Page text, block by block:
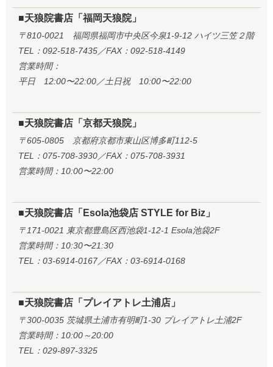
■天狼院書店「福岡天狼院」
〒810-0021 福岡県福岡市中央区今泉1-9-12 ハイツ三笠２階
TEL：092-518-7435／FAX：092-518-4149
営業時間：
平日 12:00〜22:00／土日祝 10:00〜22:00
■天狼院書店「京都天狼院」
〒605-0805 京都府京都市東山区博多町112-5
TEL：075-708-3930／FAX：075-708-3931
営業時間：10:00〜22:00
■天狼院書店「Esola池袋店 STYLE for Biz」
〒171-0021 東京都豊島区西池袋1-12-1 Esola池袋2F
営業時間：10:30〜21:30
TEL：03-6914-0167／FAX：03-6914-0168
■天狼院書店「プレイアトレ土浦店」
〒300-0035 茨城県土浦市有明町1-30 プレイアトレ土浦2F
営業時間：10:00～20:00
TEL：029-897-3325